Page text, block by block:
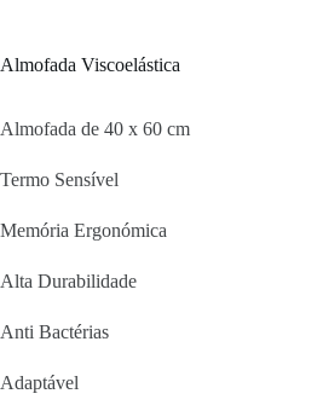
Almofada Viscoelástica
Almofada de 40 x 60 cm
Termo Sensível
Memória Ergonómica
Alta Durabilidade
Anti Bactérias
Adaptável